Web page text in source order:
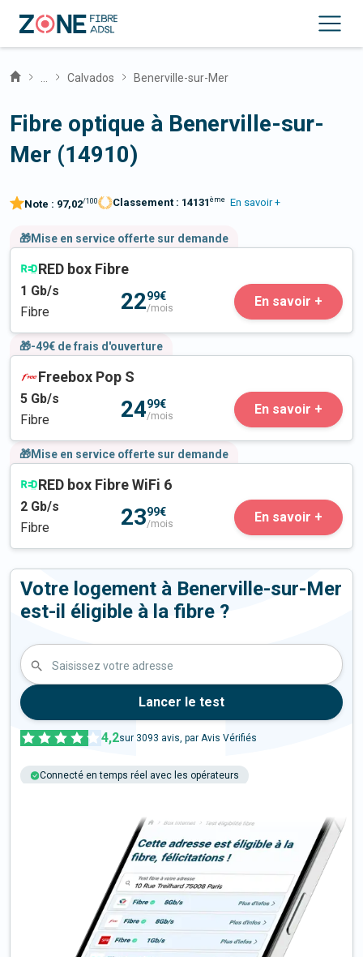
Calvados Benerville-sur-Mer
Fibre optique à Benerville-sur-
Mer (14910)
Note : 97,02/100 Classement : 14131 ème En savoir +
🎁Mise en service offerte sur demande
RED box Fibre
1 Gb/s
Fibre
2299€
/mois En savoir +
🎁-49€ de frais d'ouverture
Freebox Pop S
5 Gb/s
Fibre
2499€
/mois En savoir +
🎁Mise en service offerte sur demande
RED box Fibre WiFi 6
2 Gb/s
Fibre
2399€
/mois En savoir +
Votre logement à Benerville-sur-Mer
est-il éligible à la fibre ?
Saisissez votre adresse
Lancer le test
4,2sur 3093 avis, par Avis Vérifiés
Connecté en temps réel avec les opérateurs